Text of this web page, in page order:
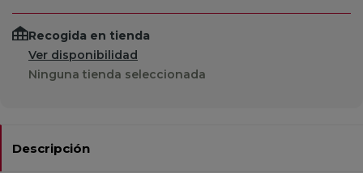
Recogida en tienda
Ver disponibilidad
Ninguna tienda seleccionada
Descripción